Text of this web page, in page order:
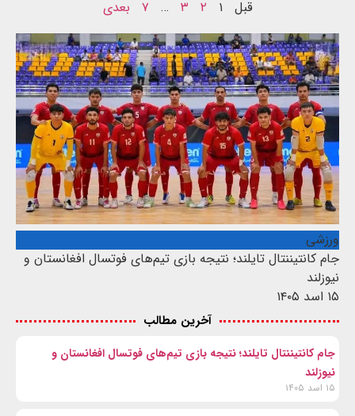
قبل ۱ ۲ ۳ … ۷ بعدی
ورزشی
جام کانتیننتال تایلند؛ نتیجه بازی تیم‌های فوتسال افغانستان و
نیوزلند
۱۵ اسد ۱۴۰۵
آخرین مطالب
جام کانتیننتال تایلند؛ نتیجه بازی تیم‌های فوتسال افغانستان و
نیوزلند
۱۵ اسد ۱۴۰۵